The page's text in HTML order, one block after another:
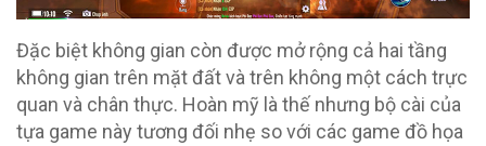
Đặc biệt không gian còn được mở rộng cả hai tầng
không gian trên mặt đất và trên không một cách trực
quan và chân thực. Hoàn mỹ là thế nhưng bộ cài của
tựa game này tương đối nhẹ so với các game đồ họa